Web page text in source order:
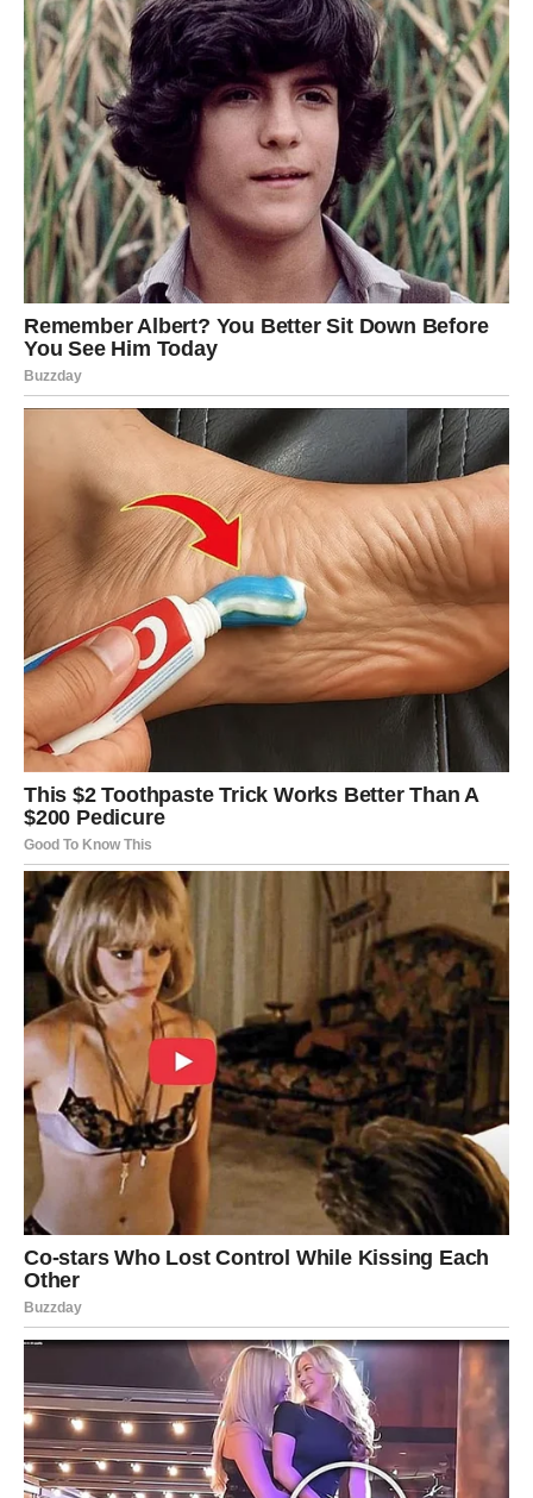
Ali sudbina vam poručuje da dobro razmislite prije nego
što donesete odluku.
Vaša energija postaje mnogo jača
Najveća promjena koja vam dolazi jeste ona unutrašnja.
U narednim sedmicama osjećaćete mnogo više energije,
samopouzdanja i želje za uspjehom. Problemi koji su vas
ranije iscrpljivali polako gube svoju moć nad vama.
Konačno ćete početi vjerovati da možete ostvariti ono što
želite i da vas ništa više ne može zaustaviti.
Mnogi Rakovi će tokom ovog perioda napraviti korak koji
će kasnije potpuno promijeniti njihov život.
Sudbina vam konačno otvara
vrata sreće
Ovo nije običan period u vašem životu. Zvijezde pokazuju
da ste veoma blizu velikih promjena koje bi mogle
donijeti mnogo sreće, uspjeha i lijepih trenutaka.
Svemir vam sada šalje poruku da ne odustajete od svojih
snova, čak i onda kada vam se čini da je put težak.
Pred vama su dani tokom kojih biste mogli shvatiti da je
sreća mnogo bliže nego što ste mislili i da vam sudbina
konačno sprema život kakav zaslužujete.